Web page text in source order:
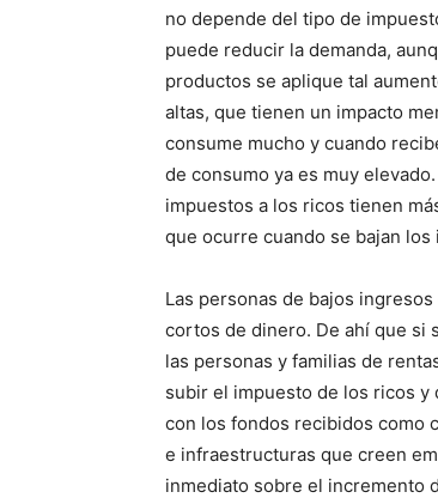
no depende del tipo de
puede reducir la demanda,
productos se aplique tal
altas, que tienen un impacto
consume mucho y cuando
de consumo ya es muy
impuestos a los ricos tienen
que ocurre cuando se bajan
Las personas de bajos
cortos de dinero. De ahí que si
las personas y familias de
subir el impuesto de los ricos y
con los fondos recibidos como
e infraestructuras que creen
inmediato sobre el incremento